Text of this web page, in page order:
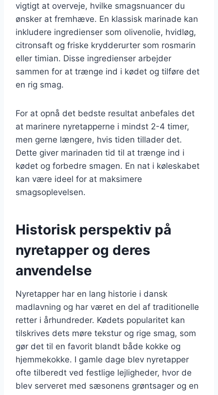
vigtigt at overveje, hvilke smagsnuancer du
ønsker at fremhæve. En klassisk marinade kan
inkludere ingredienser som olivenolie, hvidløg,
citronsaft og friske krydderurter som rosmarin
eller timian. Disse ingredienser arbejder
sammen for at trænge ind i kødet og tilføre det
en rig smag.
For at opnå det bedste resultat anbefales det
at marinere nyretapperne i mindst 2-4 timer,
men gerne længere, hvis tiden tillader det.
Dette giver marinaden tid til at trænge ind i
kødet og forbedre smagen. En nat i køleskabet
kan være ideel for at maksimere
smagsoplevelsen.
Historisk perspektiv på
nyretapper og deres
anvendelse
Nyretapper har en lang historie i dansk
madlavning og har været en del af traditionelle
retter i århundreder. Kødets popularitet kan
tilskrives dets møre tekstur og rige smag, som
gør det til en favorit blandt både kokke og
hjemmekokke. I gamle dage blev nyretapper
ofte tilberedt ved festlige lejligheder, hvor de
blev serveret med sæsonens grøntsager og en